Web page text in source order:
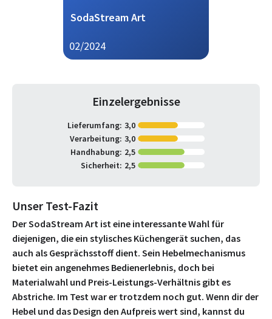
SodaStream Art
02/2024
Einzelergebnisse
Lieferumfang: 3,0
Verarbeitung: 3,0
Handhabung: 2,5
Sicherheit: 2,5
Unser Test-Fazit
Der SodaStream Art ist eine interessante Wahl für
diejenigen, die ein stylisches Küchengerät suchen, das
auch als Gesprächsstoff dient. Sein Hebelmechanismus
bietet ein angenehmes Bedienerlebnis, doch bei
Materialwahl und Preis-Leistungs-Verhältnis gibt es
Abstriche. Im Test war er trotzdem noch gut. Wenn dir der
Hebel und das Design den Aufpreis wert sind, kannst du